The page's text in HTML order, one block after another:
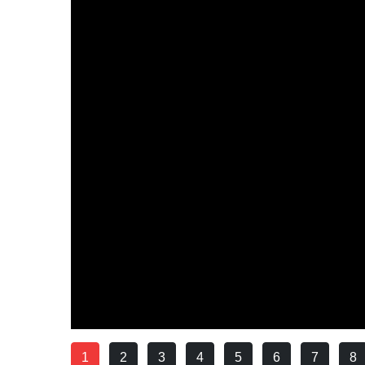
1 2 3 4 5 6 7 8